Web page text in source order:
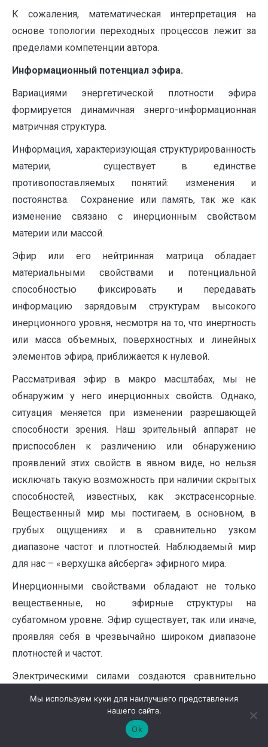
К сожаления, математическая интерпретация на
основе топологии переходных процессов лежит за
пределами компетенции автора.
Информационный потенциал эфира.
Вариациями энергетической плотности эфира
формируется динамичная энерго-информационная
матричная структура.
Информация, характеризующая структурированность
материи, существует в единстве
противопоставляемых понятий: изменения и
постоянства. Сохранение или память, так же как
изменение связано с инерционным свойством
материи или массой.
Эфир или его нейтринная матрица обладает
материальными свойствами и потенциальной
способностью фиксировать и передавать
информацию зарядовым структурам высокого
инерционного уровня, несмотря на то, что инертность
или масса объемных, поверхностных и линейных
элементов эфира, приближается к нулевой.
Рассматривая эфир в макро масштабах, мы не
обнаружим у него инерционных свойств. Однако,
ситуация меняется при изменении разрешающей
способности зрения. Наш зрительный аппарат не
приспособлен к различению или обнаружению
проявлений этих свойств в явном виде, но нельзя
исключать такую возможность при наличии скрытых
способностей, известных, как экстрасенсорные.
Вещественный мир мы постигаем, в основном, в
грубых ощущениях и в сравнительно узком
диапазоне частот и плотностей. Наблюдаемый мир
для нас – «верхушка айсберга» эфирного мира.
Инерционными свойствами обладают не только
вещественные, но эфирные структуры на
субатомном уровне. Эфир существует, так или иначе,
проявляя себя в чрезвычайно широком диапазоне
плотностей и частот.
Электрическими силами создаются сравнительно
плотные слои эфирной атмосферы в окрестности
вещественных сред, подобно Земле, окружившей
себя воздушной оболочкой. Космическая
Мы используем куки для наилучшего представления
нашего сайта.
Ok